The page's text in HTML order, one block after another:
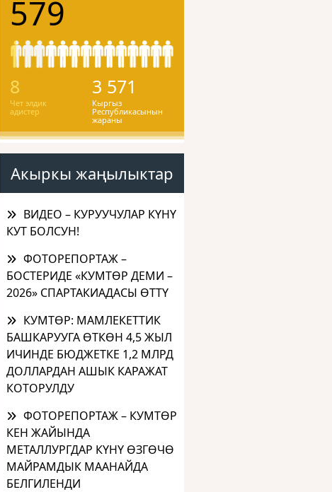
579
8
Чет элдик
адистер
3 571
Кыргыз
Республикасынын
жараны
Акыркы жаңылыктар
ВИДЕО – КУРУУЧУЛАР КҮНҮ
КУТ БОЛСУН!
ФОТОРЕПОРТАЖ –
БОСТЕРИДЕ «КУМТӨР ДЕМИ –
2026» СПАРТАКИАДАСЫ ӨТТҮ
КУМТӨР: МАМЛЕКЕТТИК
БАШКАРУУГА ӨТКӨН 4,5 ЖЫЛ
ИЧИНДЕ БЮДЖЕТКЕ 1,2 МЛРД
ДОЛЛАРДАН АШЫК КАРАЖАТ
КОТОРУЛДУ
ФОТОРЕПОРТАЖ – КУМТӨР
КЕН ЖАЙЫНДА
МЕТАЛЛУРГДАР КҮНҮ ӨЗГӨЧӨ
МАЙРАМДЫК МААНАЙДА
БЕЛГИЛЕНДИ